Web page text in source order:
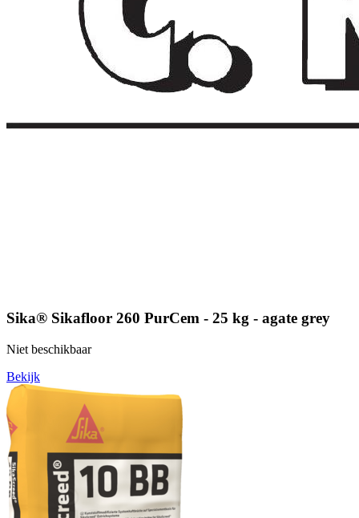
Sika® Sikafloor 260 PurCem - 25 kg - agate grey
Niet beschikbaar
Bekijk